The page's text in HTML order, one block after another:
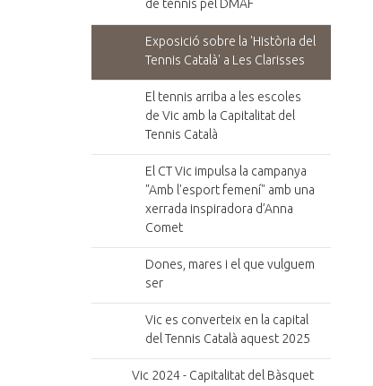
de tennis pel DMAF
Exposició sobre la 'Història del
Tennis Català' a Les Clarisses
El tennis arriba a les escoles
de Vic amb la Capitalitat del
Tennis Català
El CT Vic impulsa la campanya
"Amb l'esport femení" amb una
xerrada inspiradora d’Anna
Comet
Dones, mares i el que vulguem
ser
Vic es converteix en la capital
del Tennis Català aquest 2025
Vic 2024 - Capitalitat del Bàsquet